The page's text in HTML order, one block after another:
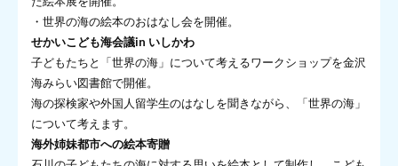
・世界の海の絵本のおはなし会を開催。
せかいこども海会議in いしかわ
子どもたちと「世界の海」について考えるワークショップを金沢
海みらい図書館で開催。
海の探検家や外国人留学生のはなしを聞きながら、「世界の海」
について考えます。
海外姉妹都市への絵本寄贈